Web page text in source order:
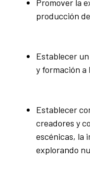
Promover la
producción
Establecer
y formación a
Establecer
creadores y
escénicas, la
explorando